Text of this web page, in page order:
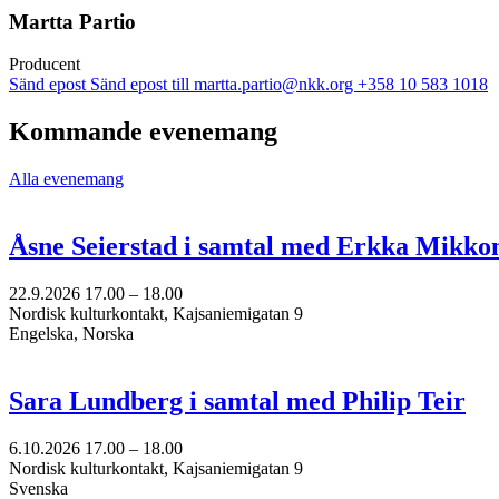
Martta Partio
Producent
Sänd epost Sänd epost till martta.partio@nkk.org +358 10 583 1018
Kommande evenemang
Alla evenemang
Åsne Seierstad i samtal med Erkka
22.9.2026 17.00 – 18.00
Nordisk kulturkontakt, Kajsaniemigatan 9
Engelska, Norska
Sara Lundberg i samtal med Philip Teir
6.10.2026 17.00 – 18.00
Nordisk kulturkontakt, Kajsaniemigatan 9
Svenska